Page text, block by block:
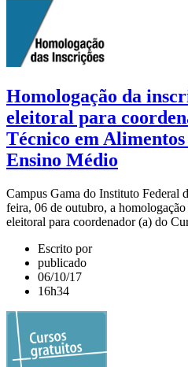
Homologação da
eleitoral para
Técnico em
Ensino Médio
Campus Gama do Instituto Federal
feira, 06 de outubro, a
eleitoral para coordenador (a) do
Escrito por
publicado
06/10/17
16h34